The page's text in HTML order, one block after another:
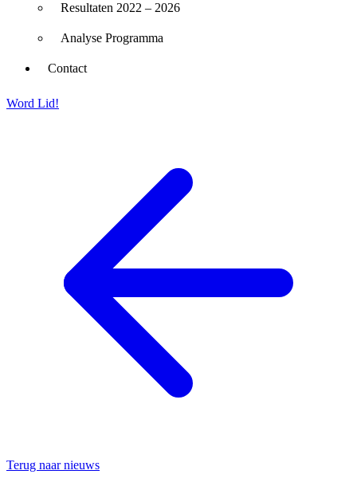
Resultaten 2022 – 2026
Analyse Programma
Contact
Word Lid!
Terug naar nieuws